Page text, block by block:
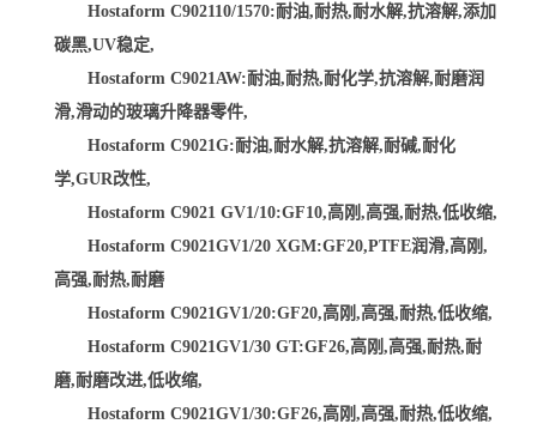
Hostaform C902110/1570:耐油,耐热,耐水解,抗溶解,添加
碳黑,UV稳定,
Hostaform C9021AW:耐油,耐热,耐化学,抗溶解,耐磨润
滑,滑动的玻璃升降器零件,
Hostaform C9021G:耐油,耐水解,抗溶解,耐碱,耐化
学,GUR改性,
Hostaform C9021 GV1/10:GF10,高刚,高强,耐热,低收缩,
Hostaform C9021GV1/20 XGM:GF20,PTFE润滑,高刚,
高强,耐热,耐磨
Hostaform C9021GV1/20:GF20,高刚,高强,耐热,低收缩,
Hostaform C9021GV1/30 GT:GF26,高刚,高强,耐热,耐
磨,耐磨改进,低收缩,
Hostaform C9021GV1/30:GF26,高刚,高强,耐热,低收缩,